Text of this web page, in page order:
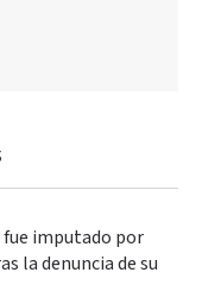
imputado por
la denuncia de su